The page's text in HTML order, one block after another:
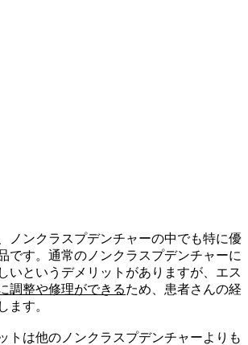
ノンクラスプデンチャーの中でも特に優
です。通常のノンクラスプデンチャーに
いというデメリットがありますが、エス
調整や修理ができるため、患者さんの経
ます。
トは他のノンクラスプデンチャーよりも